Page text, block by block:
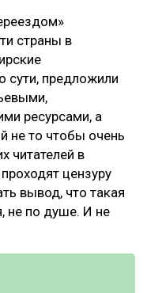
страны в
сути, предложили
ресурсами, а
не то чтобы очень
читателей в
цензуру
вывод, что такая
не по душе. И не